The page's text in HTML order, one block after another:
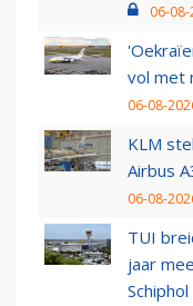
06-
vol met
06-08-
KLM
Airbus
06-08-
TUI
jaar
Schiphol